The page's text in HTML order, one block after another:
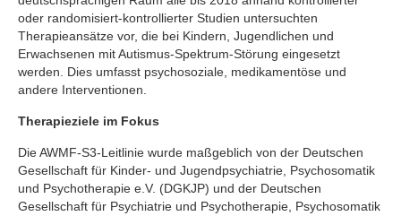
oder randomisiert-kontrollierter Studien untersuchten
Therapieansätze vor, die bei Kindern, Jugendlichen und
Erwachsenen mit Autismus-Spektrum-Störung eingesetzt
werden. Dies umfasst psychosoziale, medikamentöse und
andere Interventionen.
Therapieziele im Fokus
Die AWMF-S3-Leitlinie wurde maßgeblich von der Deutschen
Gesellschaft für Kinder- und Jugendpsychiatrie, Psychosomatik
und Psychotherapie e.V. (DGKJP) und der Deutschen
Gesellschaft für Psychiatrie und Psychotherapie, Psychosomatik